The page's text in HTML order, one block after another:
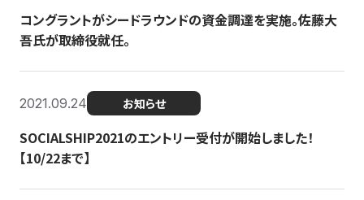
コングラントがシードラウンドの資金調達を実施。佐藤大
吾氏が取締役就任。
2021.09.24 お知らせ
SOCIALSHIP2021のエントリー受付が開始しました！
【10/22まで】